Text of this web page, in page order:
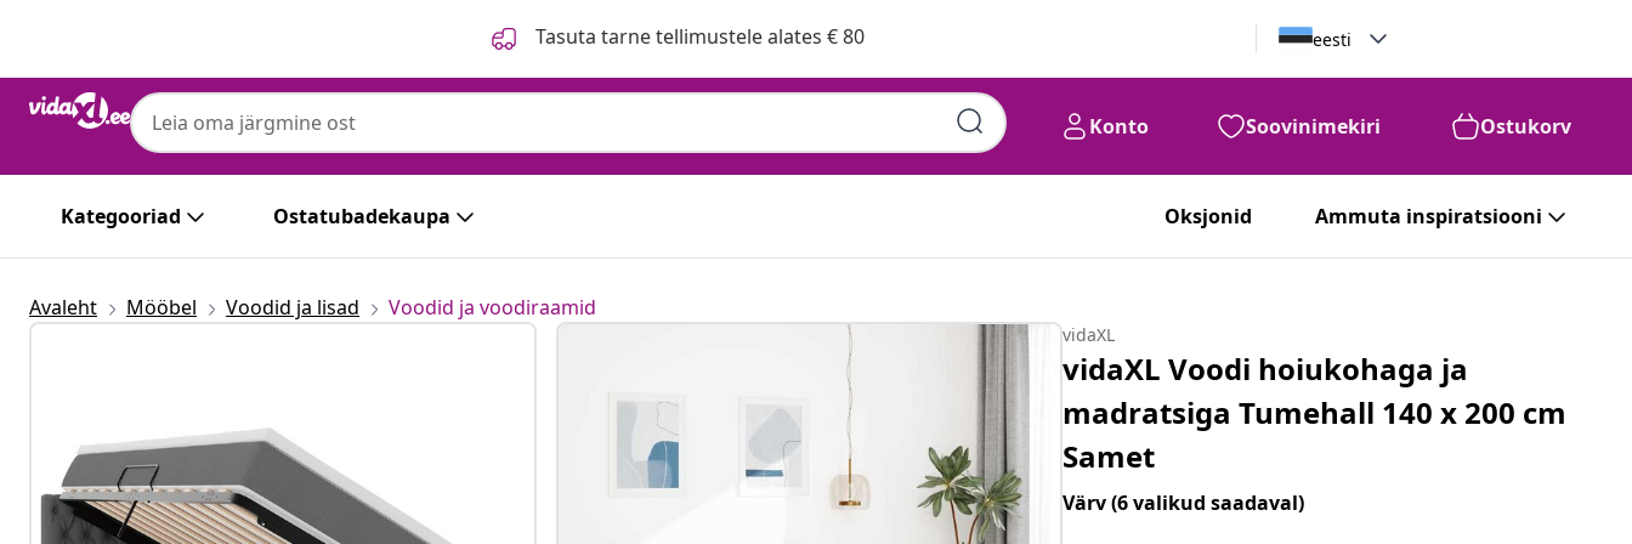
Tasuta tarne tellimustele alates € 80 eesti
Konto Soovinimekiri Ostukorv
Kategooriad Ostatubadekaupa Oksjonid Ammuta inspiratsiooni
Avaleht Mööbel Voodid ja lisad Voodid ja voodiraamid
vidaXL
vidaXL Voodi hoiukohaga ja
madratsiga Tumehall 140 x 200 cm
Samet
Värv(6 valikud saadaval)